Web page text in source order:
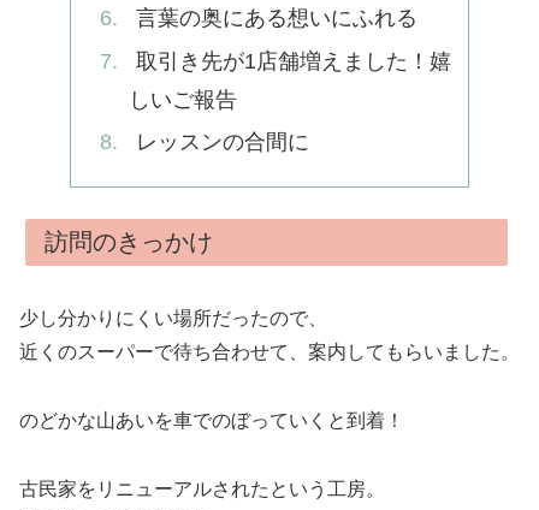
言葉の奥にある想いにふれる
取引き先が1店舗増えました！嬉
しいご報告
レッスンの合間に
訪問のきっかけ
少し分かりにくい場所だったので、
近くのスーパーで待ち合わせて、案内してもらいました。
のどかな山あいを車でのぼっていくと到着！
古民家をリニューアルされたという工房。